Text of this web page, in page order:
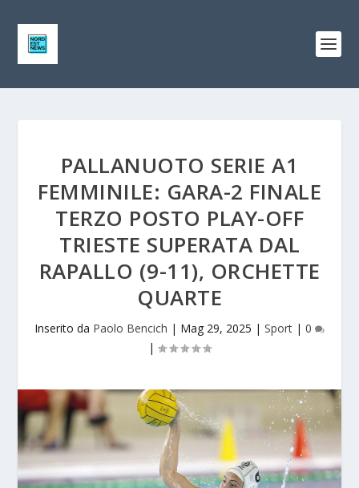
PALLANUOTO SERIE A1
FEMMINILE: GARA-2 FINALE
TERZO POSTO PLAY-OFF
TRIESTE SUPERATA DAL
RAPALLO (9-11), ORCHETTE
QUARTE
Inserito da Paolo Bencich | Mag 29, 2025 | Sport | 0
|